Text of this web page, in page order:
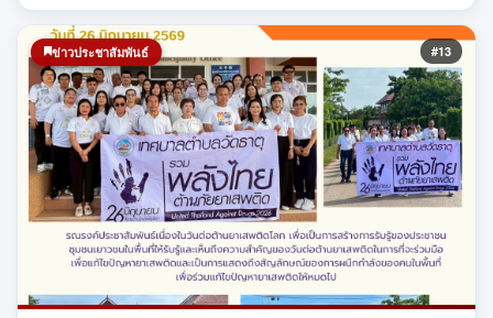
ข่าวประชาสัมพันธ์ #13